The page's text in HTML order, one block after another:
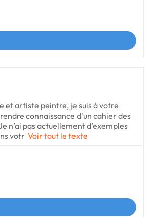
et artiste peintre, je suis à votre
connaissance d'un cahier des
n’ai pas actuellement d’exemples
votr Voir tout le texte